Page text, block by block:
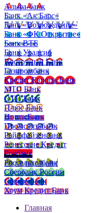
Альфа-банк
Банк «Ак Барс»
Банк «Возрождение»
Банк «ФК Открытие»
Банк ВТБ
Банк Уралсиб
Восточный Банк
Газпромбанк
Кредит Европа Банк
МТС Банк
ОТП Банк
Плюс Банк
Почта Банк
Промсвязьбанк
Райффайзенбанк
Ренессанс Кредит
Росбанк
Россельхозбанк
Сбербанк России
Совкомбанк
Хоум Кредит Банк
Главная